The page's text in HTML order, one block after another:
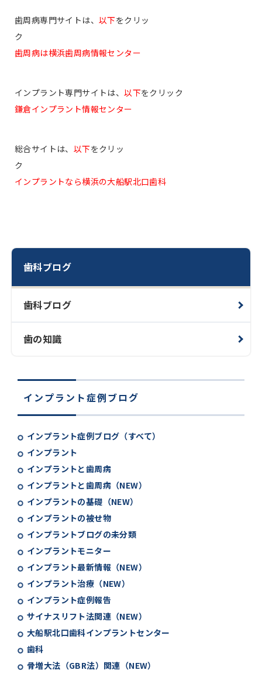
歯科ブログ
歯科ブログ
歯の知識
インプラント症例ブログ
インプラント症例ブログ（すべて）
インプラント
インプラントと歯周病
インプラントと歯周病（NEW）
インプラントの基礎（NEW）
インプラントの被せ物
インプラントブログの未分類
インプラントモニター
インプラント最新情報（NEW）
インプラント治療（NEW）
インプラント症例報告
サイナスリフト法関連（NEW）
大船駅北口歯科インプラントセンター
歯科
骨増大法（GBR法）関連（NEW）
歯周病専門サイトは、 以下をクリッ
ク
歯周病は横浜歯周病情報センター
インプラント専門サイトは、以下をクリック
鎌倉インプラント情報センター
総合サイトは、 以下をクリッ
ク
インプラントなら横浜の大船駅北口歯科